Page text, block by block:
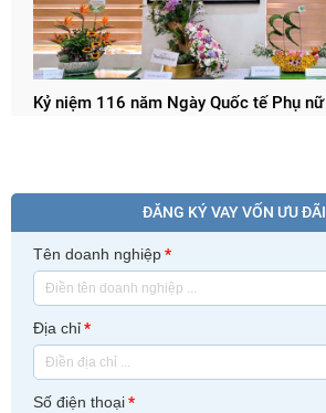
Kỷ niệm 116 năm Ngày Quốc tế Phụ nữ
ĐĂNG KÝ VAY VỐN ƯU ĐÃI
Tên doanh nghiệp*
Địa chỉ*
Số điện thoại*